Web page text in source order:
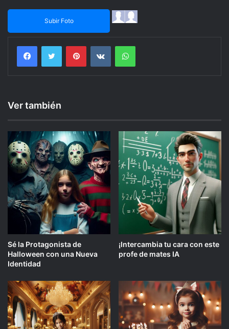
Subir Foto
FacebookTwitterPinterestVKontakteWhatsApp
Ver también
Sé la Protagonista de
Halloween con una Nueva
Identidad
¡Intercambia tu cara con este
profe de mates IA